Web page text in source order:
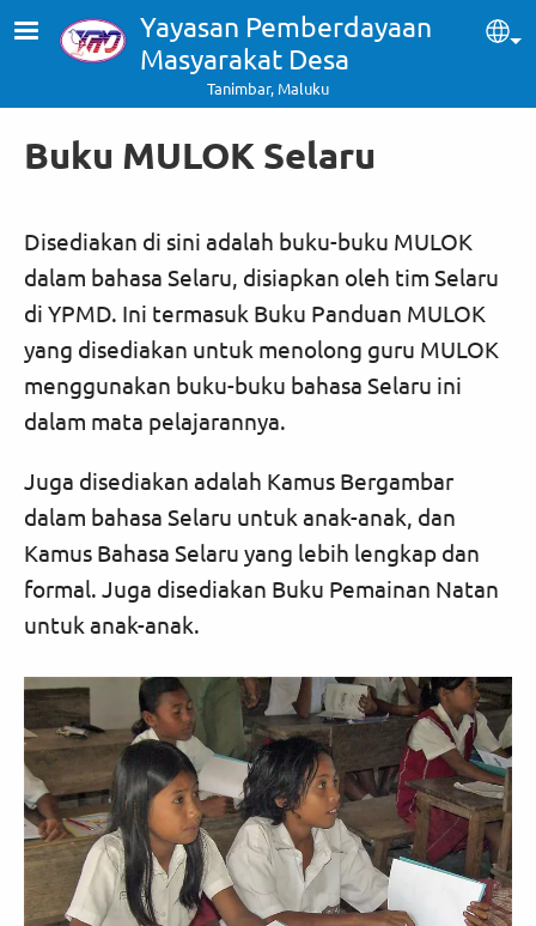
Skip to main contentYayasan Pemberdayaan
Masyarakat Desa
Tanimbar, Maluku
Buku MULOK Selaru
Disediakan di sini adalah buku-buku MULOK
dalam bahasa Selaru, disiapkan oleh tim Selaru
di YPMD. Ini termasuk Buku Panduan MULOK
yang disediakan untuk menolong guru MULOK
menggunakan buku-buku bahasa Selaru ini
dalam mata pelajarannya.
Juga disediakan adalah Kamus Bergambar
dalam bahasa Selaru untuk anak-anak, dan
Kamus Bahasa Selaru yang lebih lengkap dan
formal. Juga disediakan Buku Pemainan Natan
untuk anak-anak.